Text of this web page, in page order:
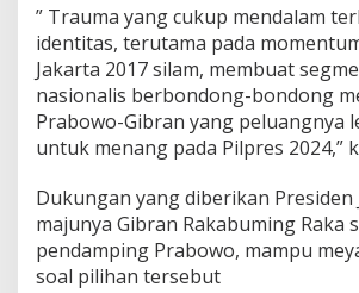
s
i
s
” Trauma yang cukup mendalam
identitas, terutama pada
Jakarta 2017 silam, membuat
nasionalis berbondong-bondong
Prabowo-Gibran yang peluangnya
untuk menang pada Pilpres 2024,”
Dukungan yang diberikan Presiden
majunya Gibran Rakabuming Raka
pendamping Prabowo, mampu
soal pilihan tersebut